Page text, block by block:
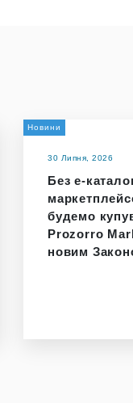
Новини
30 Липня, 2026
Без е-
будемо
Prozorro
новим